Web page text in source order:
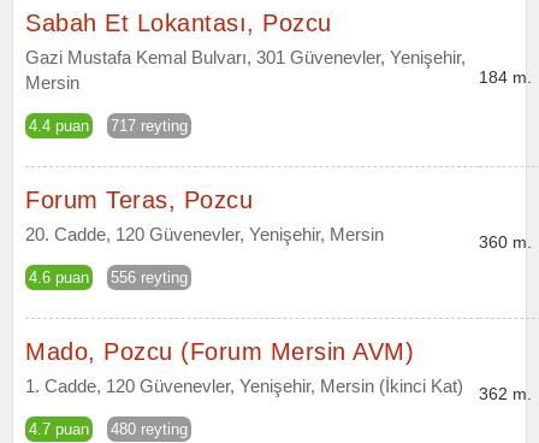
Sabah Et Lokantası, Pozcu
Gazi Mustafa Kemal Bulvarı, 301 Güvenevler, Yenişehir,
Mersin
4.4 puan 717 reyting
184 m.
Forum Teras, Pozcu
20. Cadde, 120 Güvenevler, Yenişehir, Mersin
4.6 puan 556 reyting
360 m.
Mado, Pozcu (Forum Mersin AVM)
1. Cadde, 120 Güvenevler, Yenişehir, Mersin (İkinci Kat)
4.7 puan 480 reyting
362 m.